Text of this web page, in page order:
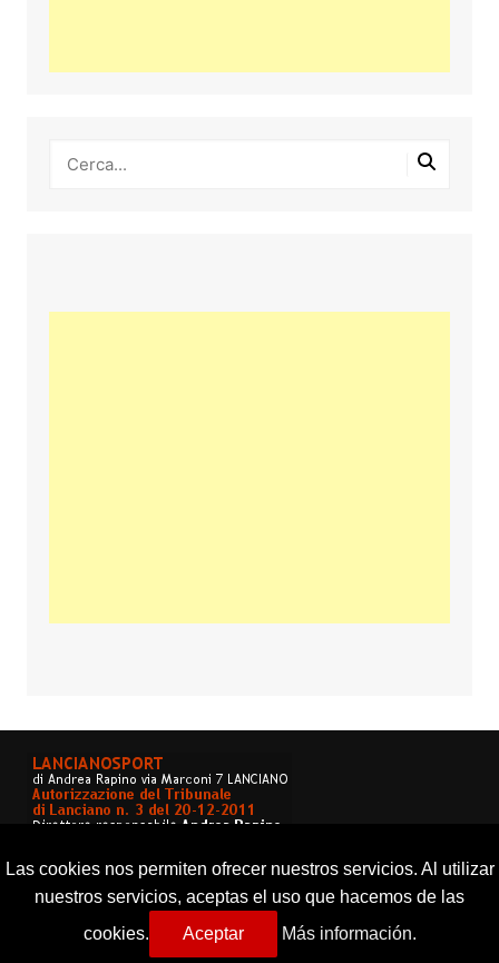
Copyright © 2026 Lancianosport. Tutti i diritti riservati.
Las cookies nos permiten ofrecer nuestros servicios. Al utilizar
nuestros servicios, aceptas el uso que hacemos de las
cookies.
Aceptar Más información.